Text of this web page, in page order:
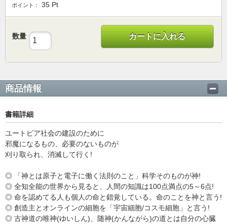
ポイント： 35 Pt
数量 カートに入れる
商品情報
書籍詳細
ユートピア社会の建設のために
邪魔になるもの、必要のないものが
刈り取られ、消滅して行く!
◎ 「神とは原子と電子に働く法則のこと」科学そのものが神!
◎ 全知全能の世界から見ると、人間の知識は100点満点の5～6点!
◎ 命を認めてる人も個人の命と錯覚している。命のことを神と言う!
◎ 創造主とオンラインの細胞を「宇宙細胞/コスモ細胞」と言う!
◎ 古神道の唯神(ゆいしん)、随神(かんながら)の道とは自分の心臓